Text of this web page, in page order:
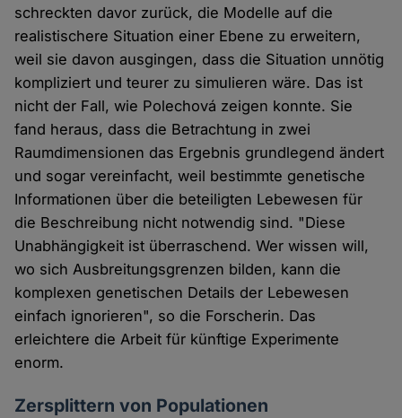
schreckten davor zurück, die Modelle auf die
realistischere Situation einer Ebene zu erweitern,
weil sie davon ausgingen, dass die Situation unnötig
kompliziert und teurer zu simulieren wäre. Das ist
nicht der Fall, wie Polechová zeigen konnte. Sie
fand heraus, dass die Betrachtung in zwei
Raumdimensionen das Ergebnis grundlegend ändert
und sogar vereinfacht, weil bestimmte genetische
Informationen über die beteiligten Lebewesen für
die Beschreibung nicht notwendig sind. "Diese
Unabhängigkeit ist überraschend. Wer wissen will,
wo sich Ausbreitungsgrenzen bilden, kann die
komplexen genetischen Details der Lebewesen
einfach ignorieren", so die Forscherin. Das
erleichtere die Arbeit für künftige Experimente
enorm.
Zersplittern von Populationen